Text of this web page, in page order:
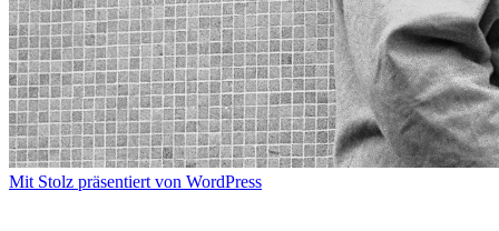
Mit Stolz präsentiert von WordPress